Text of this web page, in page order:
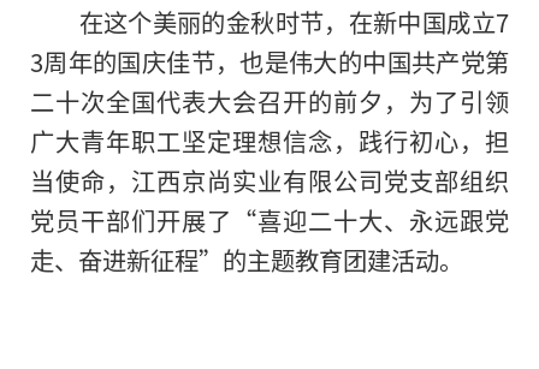
在这个美丽的金秋时节，在新中国成立7
3周年的国庆佳节，也是伟大的中国共产党第
二十次全国代表大会召开的前夕，为了引领
广大青年职工坚定理想信念，践行初心，担
当使命，江西京尚实业有限公司党支部组织
党员干部们开展了“喜迎二十大、永远跟党
走、奋进新征程”的主题教育团建活动。